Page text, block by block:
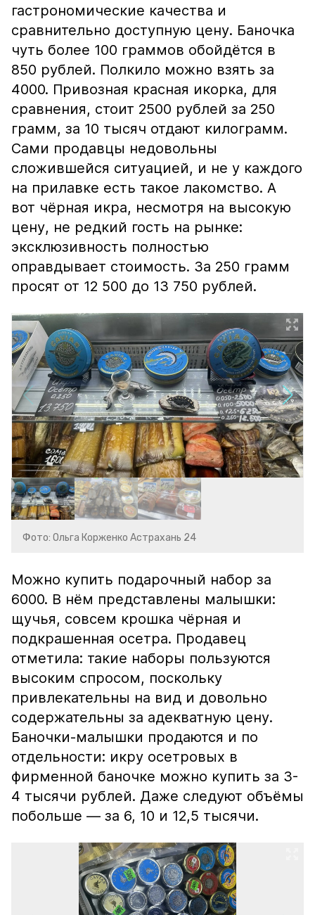
гастрономические качества и
сравнительно доступную цену. Баночка
чуть более 100 граммов обойдётся в
850 рублей. Полкило можно взять за
4000. Привозная красная икорка, для
сравнения, стоит 2500 рублей за 250
грамм, за 10 тысяч отдают килограмм.
Сами продавцы недовольны
сложившейся ситуацией, и не у каждого
на прилавке есть такое лакомство. А
вот чёрная икра, несмотря на высокую
цену, не редкий гость на рынке:
эксклюзивность полностью
оправдывает стоимость. За 250 грамм
просят от 12 500 до 13 750 рублей.
Фото: Ольга Корженко Астрахань 24
Можно купить подарочный набор за
6000. В нём представлены малышки:
щучья, совсем крошка чёрная и
подкрашенная осетра. Продавец
отметила: такие наборы пользуются
высоким спросом, поскольку
привлекательны на вид и довольно
содержательны за адекватную цену.
Баночки-малышки продаются и по
отдельности: икру осетровых в
фирменной баночке можно купить за 3-
4 тысячи рублей. Даже следуют объёмы
побольше — за 6, 10 и 12,5 тысячи.